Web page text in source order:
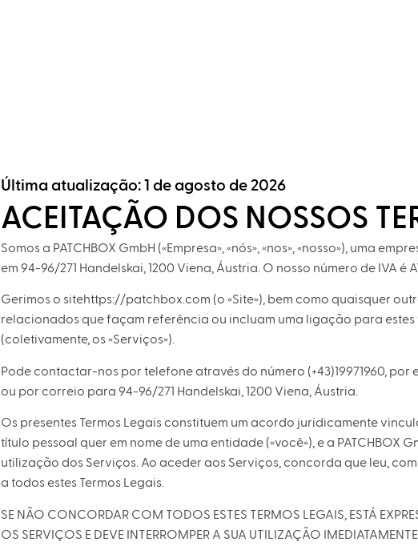
Última atualização: 1 de agosto de 2026
ACEITAÇÃO DOS NOSSOS
Somos a PATCHBOX GmbH («Empresa», «nós», «nos», «nosso»), uma
em 94-96/271 Handelskai, 1200 Viena, Áustria. O nosso número de IVA é
Gerimos o sitehttps://patchbox.com (o «Site»), bem como quaisquer
relacionados que façam referência ou incluam uma ligação para estes
(coletivamente, os «Serviços»).
Pode contactar-nos por telefone através do número (+43)19971960,
ou por correio para 94-96/271 Handelskai, 1200 Viena, Áustria.
Os presentes Termos Legais constituem um acordo juridicamente
título pessoal quer em nome de uma entidade («você»), e a PATCHBOX
utilização dos Serviços. Ao aceder aos Serviços, concorda que leu,
a todos estes Termos Legais.
SE NÃO CONCORDAR COM TODOS ESTES TERMOS LEGAIS, ESTÁ
OS SERVIÇOS E DEVE INTERROMPER A SUA UTILIZAÇÃO IMEDIATAMENTE.